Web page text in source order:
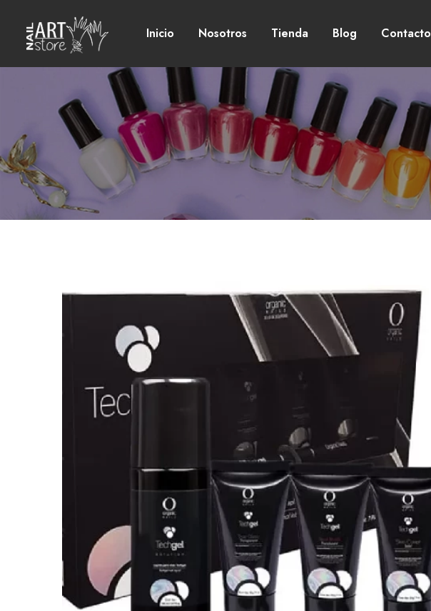
Inicio Nosotros Tienda Blog Contacto